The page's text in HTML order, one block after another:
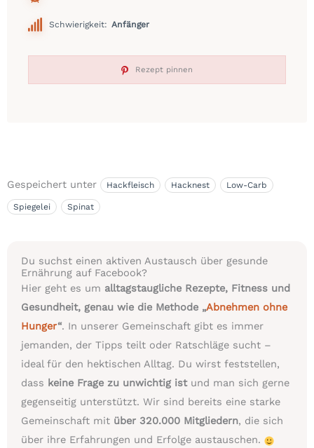
Schwierigkeit: Anfänger
Rezept pinnen
Gespeichert unter Hackfleisch Hacknest Low-Carb
Spiegelei Spinat
Du suchst einen aktiven Austausch über gesunde
Ernährung auf Facebook?
Hier geht es um alltagstaugliche Rezepte, Fitness und
Gesundheit, genau wie die Methode „Abnehmen ohne
Hunger“. In unserer Gemeinschaft gibt es immer
jemanden, der Tipps teilt oder Ratschläge sucht –
ideal für den hektischen Alltag. Du wirst feststellen,
dass keine Frage zu unwichtig istund man sich gerne
gegenseitig unterstützt. Wir sind bereits eine starke
Gemeinschaft mit über 320.000 Mitgliedern, die sich
über ihre Erfahrungen und Erfolge austauschen.